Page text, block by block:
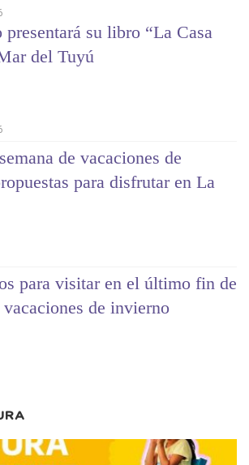
su libro “La Casa
del Tuyú
de vacaciones de
para disfrutar en La
para visitar en el último fin de
vacaciones de invierno